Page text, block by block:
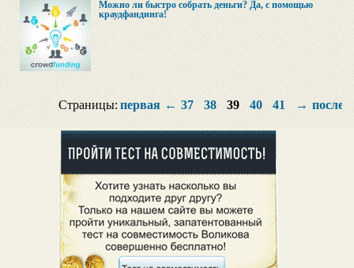
Можно ли быстро собрать деньги? Да, с помощью
краудфандинга!
Страницы: первая ← 37 38 39 40 41 →